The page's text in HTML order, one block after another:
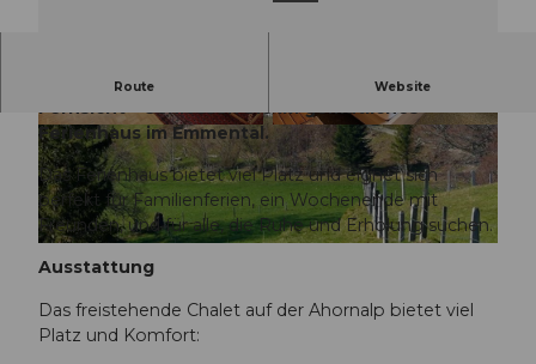
© Erlebnismacher AG © Erlebnismacher AG
Route Website
Natur, Ruhe, viel Platz und eine grossartige
Fernsicht - Geniessen Sie im gemütliches
Ferienhaus im Emmental.
Das Ferienhaus bietet viel Platz und eignet sich
perfekt für Familienferien, ein Wochenende mit
Freunden, und für alle, die Ruhe und Erholung suchen.
Ausstattung
Das freistehende Chalet auf der Ahornalp bietet viel
Platz und Komfort: